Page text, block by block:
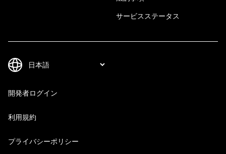
サービスステータス
開発者ログイン
利用規約
プライバシーポリシー